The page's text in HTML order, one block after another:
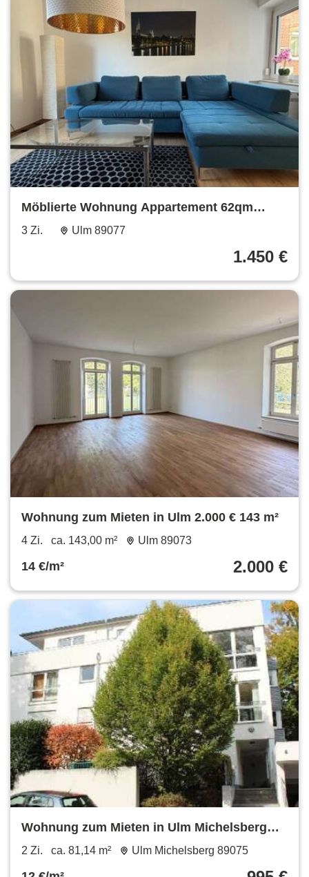
Möblierte Wohnung Appartement 62qm
Terrasse in Ulm Söflingen
3 Zi. Ulm 89077
1.450 €
Wohnung zum Mieten in Ulm 2.000 € 143 m²
4 Zi. ca. 143,00 m² Ulm 89073
14 €/m² 2.000 €
Wohnung zum Mieten in Ulm Michelsberg
995 € 81.14 m²
2 Zi. ca. 81,14 m² Ulm Michelsberg 89075